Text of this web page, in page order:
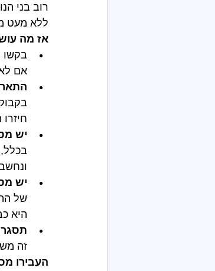
רוב בני
ללא מעט
אז מה
בקשו
אם
יש
יש
של
היא
זה
העבירו